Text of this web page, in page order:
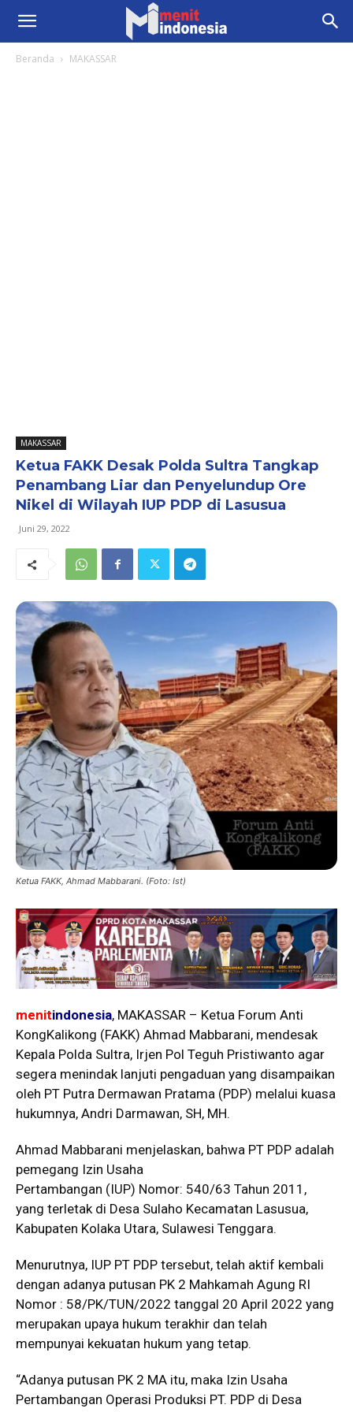
Beranda MAKASSAR
MAKASSAR
Ketua FAKK Desak Polda Sultra Tangkap
Penambang Liar dan Penyelundup Ore
Nikel di Wilayah IUP PDP di Lasusua
Juni 29, 2022
Ketua FAKK, Ahmad Mabbarani. (Foto: Ist)
menitindonesia, MAKASSAR – Ketua Forum Anti
KongKalikong (FAKK) Ahmad Mabbarani, mendesak
Kepala Polda Sultra, Irjen Pol Teguh Pristiwanto agar
segera menindak lanjuti pengaduan yang disampaikan
oleh PT Putra Dermawan Pratama (PDP) melalui kuasa
hukumnya, Andri Darmawan, SH, MH.
Ahmad Mabbarani menjelaskan, bahwa PT PDP adalah
pemegang Izin Usaha
Pertambangan (IUP) Nomor: 540/63 Tahun 2011,
yang terletak di Desa Sulaho Kecamatan Lasusua,
Kabupaten Kolaka Utara, Sulawesi Tenggara.
Menurutnya, IUP PT PDP tersebut, telah aktif kembali
dengan adanya putusan PK 2 Mahkamah Agung RI
Nomor : 58/PK/TUN/2022 tanggal 20 April 2022 yang
merupakan upaya hukum terakhir dan telah
mempunyai kekuatan hukum yang tetap.
“Adanya putusan PK 2 MA itu, maka Izin Usaha
Pertambangan Operasi Produksi PT. PDP di Desa